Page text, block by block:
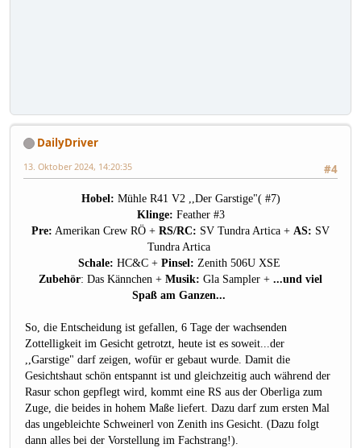
DailyDriver
#4
13. Oktober 2024, 14:20:35
Hobel: Mühle R41 V2 ,,Der Garstige"( #7)
Klinge: Feather #3
Pre: Amerikan Crew RÖ + RS/RC: SV Tundra Artica + AS: SV
Tundra Artica
Schale: HC&C +Pinsel: Zenith 506U XSE
Zubehör: Das Kännchen + Musik: Gla Sampler + ...und viel
Spaß am Ganzen...
So, die Entscheidung ist gefallen, 6 Tage der wachsenden
Zottelligkeit im Gesicht getrotzt, heute ist es soweit...der
,,Garstige" darf zeigen, wofür er gebaut wurde. Damit die
Gesichtshaut schön entspannt ist und gleichzeitig auch während der
Rasur schon gepflegt wird, kommt eine RS aus der Oberliga zum
Zuge, die beides in hohem Maße liefert. Dazu darf zum ersten Mal
das ungebleichte Schweinerl von Zenith ins Gesicht. (Dazu folgt
dann alles bei der Vorstellung im Fachstrang!).